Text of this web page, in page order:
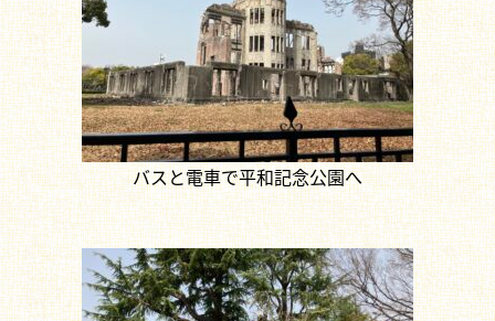
バスと電車で平和記念公園へ